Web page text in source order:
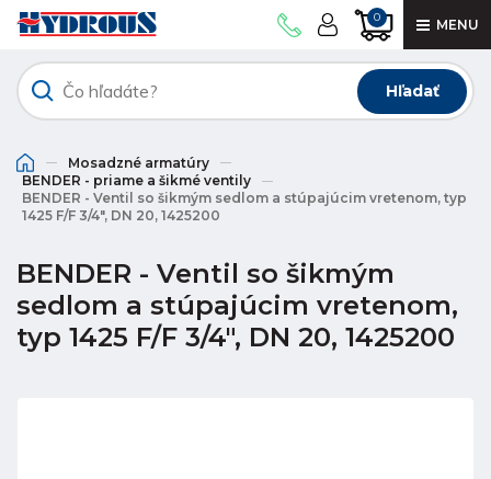
0 MENU
Hľadať
Mosadzné armatúry
BENDER - priame a šikmé ventily
BENDER - Ventil so šikmým sedlom a stúpajúcim vretenom, typ
1425 F/F 3/4", DN 20, 1425200
BENDER - Ventil so šikmým
sedlom a stúpajúcim vretenom,
typ 1425 F/F 3/4", DN 20, 1425200